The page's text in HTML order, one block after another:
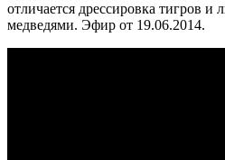
отличается дрессировка тигров и
медведями. Эфир от 19.06.2014.